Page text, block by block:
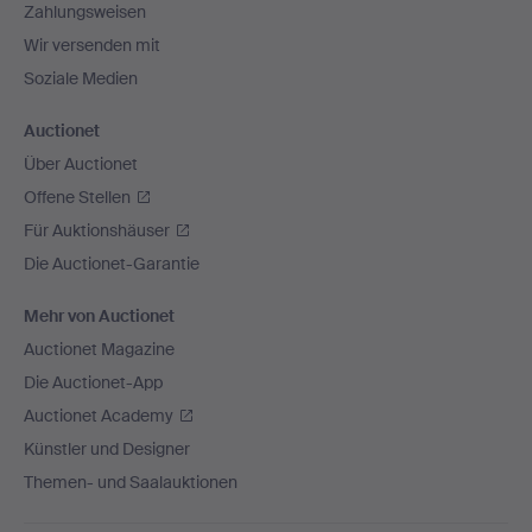
Zahlungsweisen
Wir versenden mit
Soziale Medien
Auctionet
Über Auctionet
Offene Stellen
Für Auktionshäuser
Die Auctionet-Garantie
Mehr von Auctionet
Auctionet Magazine
Die Auctionet-App
Auctionet Academy
Künstler und Designer
Themen- und Saalauktionen